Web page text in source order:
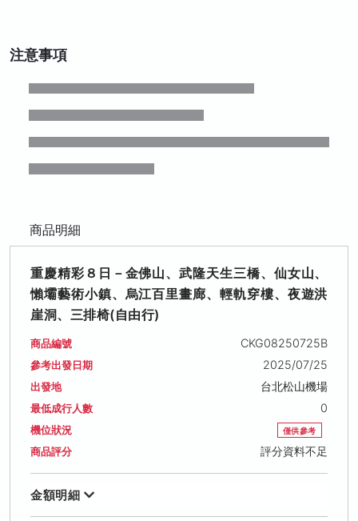
注意事項
商品明細
重慶精彩８日－金佛山、武隆天生三橋、仙女山、
懶壩藝術小鎮、烏江百里畫廊、輕軌穿樓、夜遊洪
崖洞、三排椅(自由行)
商品編號 CKG08250725B
參考出發日期 2025/07/25
出發地 台北松山機場
最低成行人數 0
機位狀況 僅供參考
商品評分 評分資料不足
金額明細